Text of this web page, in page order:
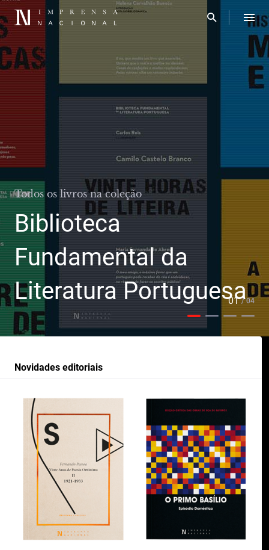
Todos os livros na coleção
Biblioteca
Fundamental da
Literatura Portuguesa
01/ 04
Novidades editoriais